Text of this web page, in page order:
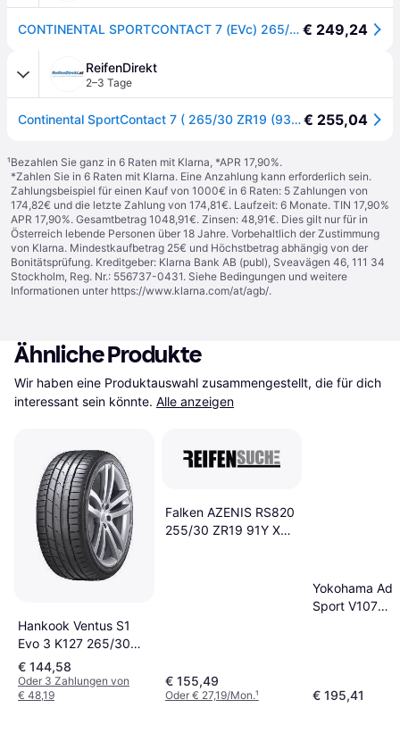
CONTINENTAL SPORTCONTACT 7 (EVc) 265/30R19 93(Y) (EVc) XL FR BSW € 249,24
ReifenDirekt
2–3 Tage
Continental SportContact 7 ( 265/30 ZR19 (93Y) XL EVc, mit Felgenrippe )€ 255,04
¹Bezahlen Sie ganz in 6 Raten mit Klarna, *APR 17,90%.
*Zahlen Sie in 6 Raten mit Klarna. Eine Anzahlung kann erforderlich sein.
Zahlungsbeispiel für einen Kauf von 1000€ in 6 Raten: 5 Zahlungen von
174,82€ und die letzte Zahlung von 174,81€. Laufzeit: 6 Monate. TIN 17,90%
APR 17,90%. Gesamtbetrag 1048,91€. Zinsen: 48,91€. Dies gilt nur für in
Österreich lebende Personen über 18 Jahre. Vorbehaltlich der Zustimmung
von Klarna. Mindestkaufbetrag 25€ und Höchstbetrag abhängig von der
Bonitätsprüfung. Kreditgeber: Klarna Bank AB (publ), Sveavägen 46, 111 34
Stockholm, Reg. Nr.: 556737-0431. Siehe Bedingungen und weitere
Informationen unter https://www.klarna.com/at/agb/.
Ähnliche Produkte
Wir haben eine Produktauswahl zusammengestellt, die für dich
interessant sein könnte. Alle anzeigen
Hankook Ventus S1
Evo 3 K127 265/30
ZR19 93Y XL
€ 144,58
Oder 3 Zahlungen von
€ 48,19
Falken AZENIS RS820
255/30 ZR19 91Y XL
€ 155,49
Oder € 27,19/Mon.¹
Yokohama
Sport V107
€ 195,41